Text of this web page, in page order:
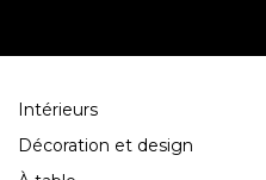
Intérieurs
Décoration et design